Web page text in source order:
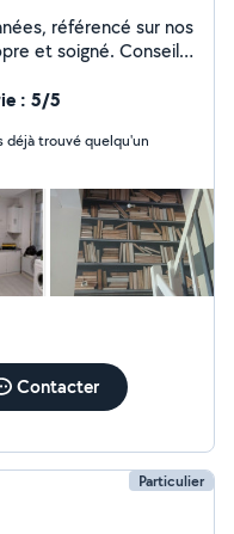
référencé sur nos
et soigné. Conseils
: 5/5
déjà trouvé quelqu'un
Contacter
Particulier